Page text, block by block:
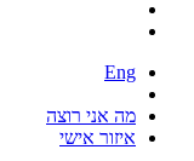
Eng
מה אני רוצה
איזור אישי